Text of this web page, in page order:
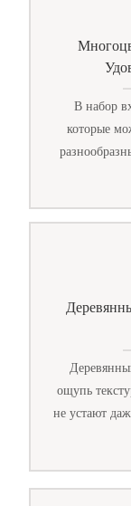
В набор
которые
ощупь
не устают